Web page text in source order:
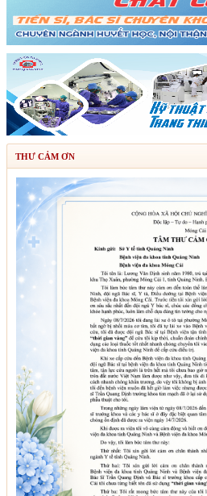
THƯ CẢM ƠN